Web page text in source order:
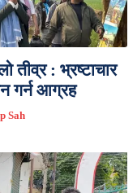
तीव्र : भ्रष्टाचार
गर्न आग्रह
Sah